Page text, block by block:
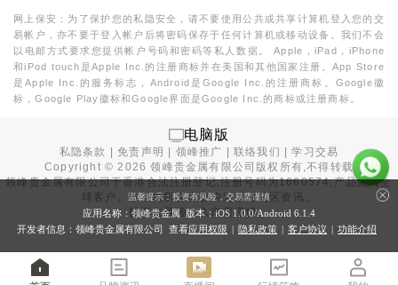
网上保安：为了保护您的私隐安全，请不要使用公共或共享计算机登入您的交
易帐户，亦不要于登入帐户后将密码保存于任何计算机或移动设备。我们不会
以电邮方式要求您提供帐户号码和密码等私人数据。 Apple，iPad，iPhone
和iPod touch是Apple Inc.的注册商标并在美国和其他国家注册。App Store
是Apple Inc.的服务标志，Android是Google Inc.的注册商标。Google徽
标，Google Play徽标和Google界面是Google Inc.的商标或注册商标。
电脑版
私隐条款 |免责声明 领峰推广 |联络我们 |学习交易
Copyright ©2026 领峰贵金属有限公司版权所有,不得转载
领峰贵金属有限公司于香港合法注册登记,注册号码为1660574,产品面向全
球客户。本站内所有内容均为香港地区资讯。
投资有风险，入市需谨慎。
温馨提示：投资有风险，交易需谨慎
应用名称：领峰贵金属 版本：iOS 1.0.0/Android 6.1.4
开发者信息：领峰贵金属有限公司 查看应用权限 | 隐私政策 | 客户协议 | 功能介绍